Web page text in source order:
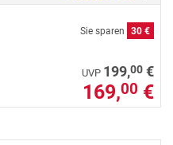
Sie sparen 30 €
UVP 199,00 €
169,00 €